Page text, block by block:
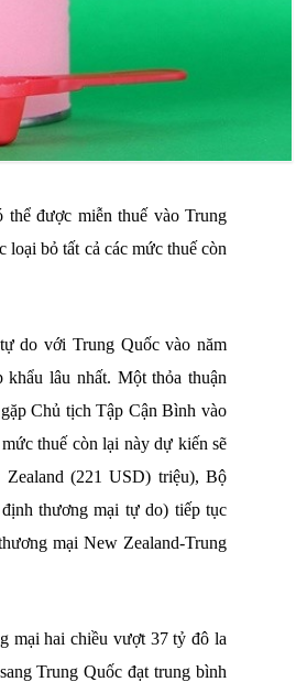
thể được miễn thuế vào Trung
bỏ tất cả các mức thuế còn
do với Trung Quốc vào năm
lâu nhất. Một thỏa thuận
Chủ tịch Tập Cận Bình vào
thuế còn lại này dự kiến sẽ
(221 USD) triệu), Bộ
thương mại tự do) tiếp tục
mại New Zealand-Trung
mại hai chiều vượt 37 tỷ đô la
Trung Quốc đạt trung bình